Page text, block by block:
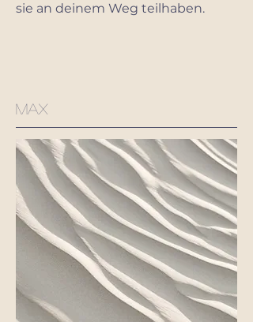
sie an deinem Weg teilhaben.
max